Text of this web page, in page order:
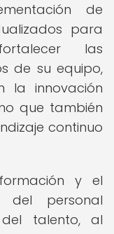
de
para
las
de su equipo,
la innovación
que también
continuo
y el
del personal
talento, al